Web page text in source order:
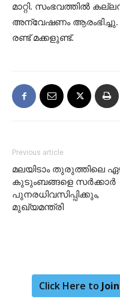
മാറ്റി. സംഭവത്തിൽ
അന്വേഷണം ആരംഭിച്ചു.
രണ്ട് മക്കളുണ്ട്.
Previous article
മലയിടാം തുരുത്തിലെ
കുടുംബങ്ങളെ സർക്കാർ
പുനരധിവസിപ്പിക്കും,
മുഖ്യമന്ത്രി
Click Here to Join